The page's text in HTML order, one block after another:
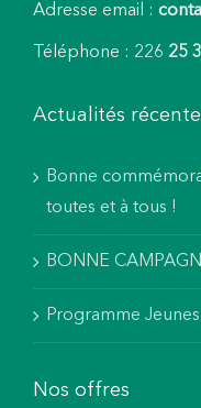
Adresse email :
Téléphone : 226 25
Actualités
Bonne
toutes et à tous !
BONNE
Programme
Nos offres